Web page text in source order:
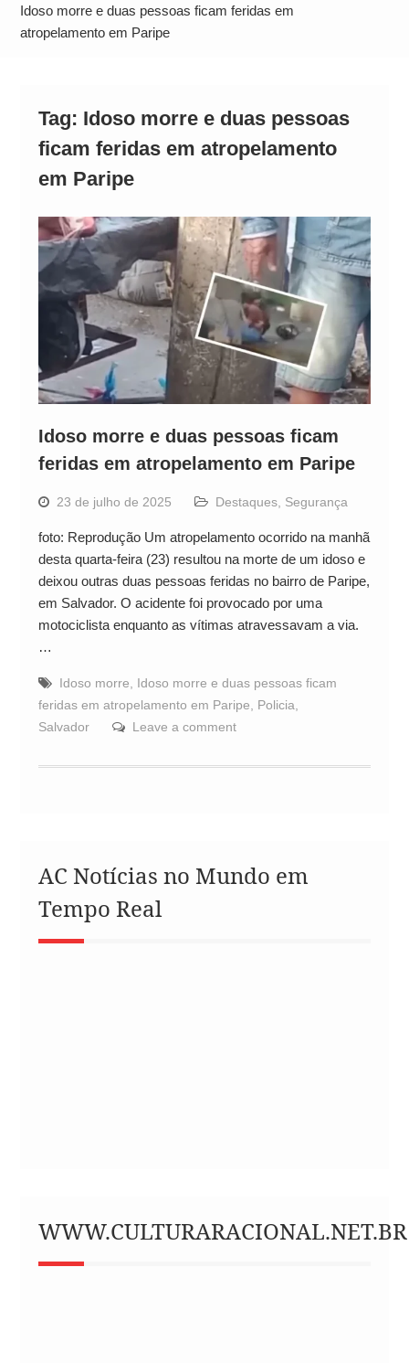
Operação Ágio: Ação policial na Bahia prende 14
suspeitos e mira rede ligada a ‘Zói de Gato’, do
Idoso morre e duas pessoas ficam feridas em
atropelamento em Paripe
Tag: Idoso morre e duas pessoas
ficam feridas em atropelamento
em Paripe
Idoso morre e duas pessoas ficam
feridas em atropelamento em Paripe
23 de julho de 2025 Destaques, Segurança
foto: Reprodução Um atropelamento ocorrido na manhã
desta quarta-feira (23) resultou na morte de um idoso e
deixou outras duas pessoas feridas no bairro de Paripe,
em Salvador. O acidente foi provocado por uma
motociclista enquanto as vítimas atravessavam a via.
…
Idoso morre
Idoso morre e duas pessoas ficam
feridas em atropelamento em Paripe
Policia
Salvador
Leave a comment
AC Notícias no Mundo em
Tempo Real
WWW.CULTURARACIONAL.NET.BR